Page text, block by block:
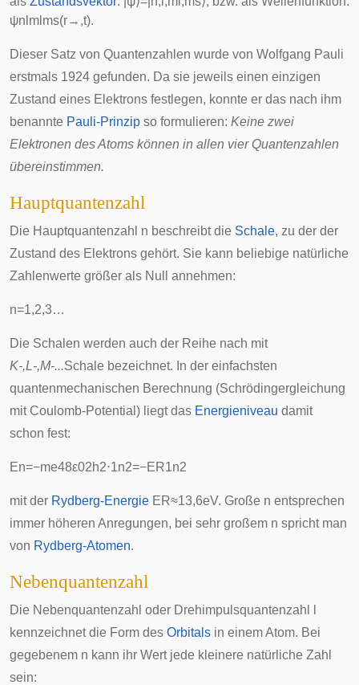
ψn m ms(r→ ,t).
Dieser Satz von Quantenzahlen wurde von Wolfgang Pauli
erstmals 1924 gefunden. Da sie jeweils einen einzigen
Zustand eines Elektrons festlegen, konnte er das nach ihm
benannte Pauli-Prinzip so formulieren: Keine zwei
Elektronen des Atoms können in allen vier Quantenzahlen
übereinstimmen.
Hauptquantenzahl
Die Hauptquantenzahl n beschreibt die Schale, zu der der
Zustand des Elektrons gehört. Sie kann beliebige natürliche
Zahlenwerte größer als Null annehmen:
n=1,2,3…
Die Schalen werden auch der Reihe nach mit
K-,L-,M-...Schale bezeichnet. In der einfachsten
quantenmechanischen Berechnung (Schrödingergleichung
mit Coulomb-Potential ) liegt das Energieniveau damit
schon fest:
En=−me48ε02h2⋅1n2=−ER1n2
mit der Rydberg-Energie ER≈13,6eV. Große n entsprechen
immer höheren Anregungen, bei sehr großem n spricht man
von Rydberg-Atomen.
Nebenquantenzahl
Die Nebenquantenzahl oder Drehimpulsquantenzahl
kennzeichnet die Form des Orbitals in einem Atom. Bei
gegebenem n kann ihr Wert jede kleinere natürliche Zahl
sein: